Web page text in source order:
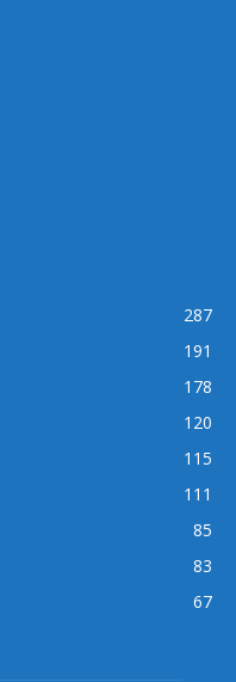
287
191
178
120
115
111
85
83
67